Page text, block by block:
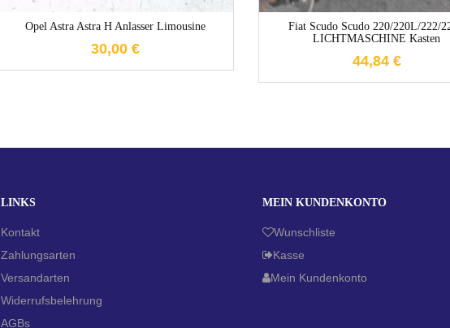
Opel Astra Astra H Anlasser Limousine
30,00 €
Fiat Scudo Scudo 220/220L/222/
LICHTMASCHINE Kasten
44,84 €
LINKS
Kontakt
Zahlungsarten
Versandarten
Widerrufsbelehrung
AGBs
MEIN KUNDENKONTO
Wunschliste
Kasse
Mein Kundenkonto